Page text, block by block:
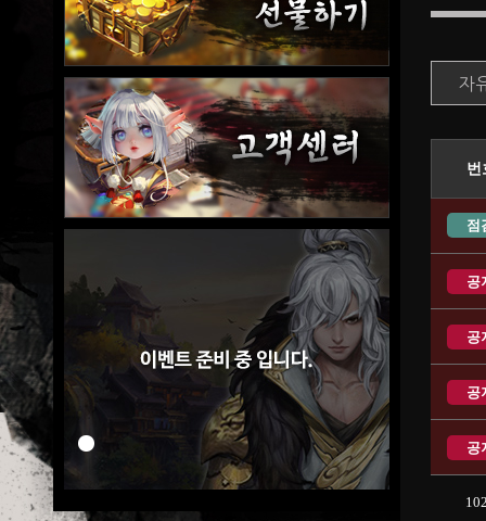
자
번
점
공
공
공
공